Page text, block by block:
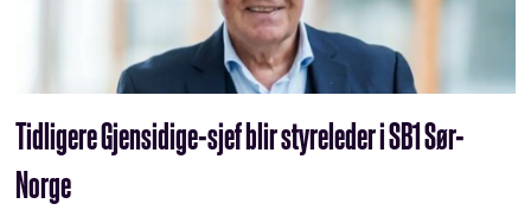
Tidligere Gjensidige-sjef blir styreleder i SB1 Sør-
Norge